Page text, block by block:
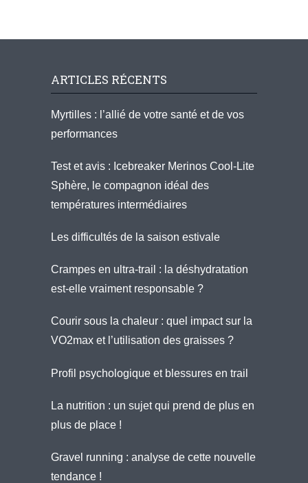
ARTICLES RÉCENTS
Myrtilles : l’allié de votre santé et de vos
performances
Test et avis : Icebreaker Merinos Cool-Lite
Sphère, le compagnon idéal des
températures intermédiaires
Les difficultés de la saison estivale
Crampes en ultra-trail : la déshydratation
est-elle vraiment responsable ?
Courir sous la chaleur : quel impact sur la
VO2max et l’utilisation des graisses ?
Profil psychologique et blessures en trail
La nutrition : un sujet qui prend de plus en
plus de place !
Gravel running : analyse de cette nouvelle
tendance !